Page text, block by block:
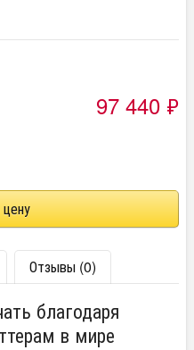
97 440 ₽
Отзывы (0)
благодаря
в мире